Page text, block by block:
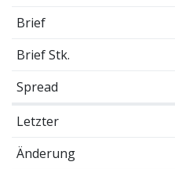
Brief
Brief Stk.
Spread
Letzter
Änderung